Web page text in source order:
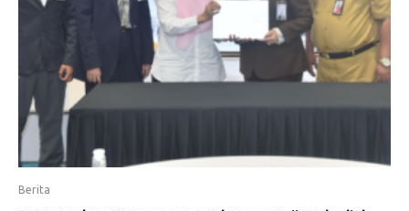
Berita